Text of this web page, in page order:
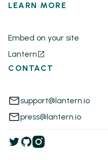
LEARN MORE
Embed on your site
Lantern
CONTACT
support@lantern.io
press@lantern.io